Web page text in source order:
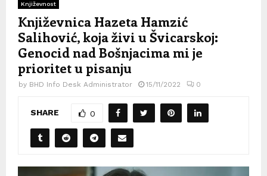
Književnost
Književnica Hazeta Hamzić
Salihović, koja živi u Švicarskoj:
Genocid nad Bošnjacima mi je
prioritet u pisanju
by BHD Info Desk Administrator 15/11/2022 0
SHARE 0